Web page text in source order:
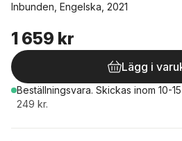
Inbunden, Engelska, 2021
1 659 kr
Lägg i
Beställningsvara. Skickas inom 10-
249 kr.